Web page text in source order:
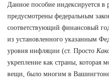
Данное пособие индексируется в
предусмотрены федеральным
соответствующий финансовый
из установленного указанным
уровня инфляции (ст. Просто
укрепление как страны, которая
вещи, было многим в